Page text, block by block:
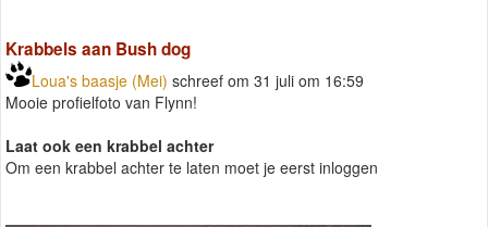
Krabbels aan Bush dog
Loua's baasje (Mei) schreef om 31 juli om 16:59
Mooie profielfoto van Flynn!
Laat ook een krabbel achter
Om een krabbel achter te laten moet je eerst inloggen